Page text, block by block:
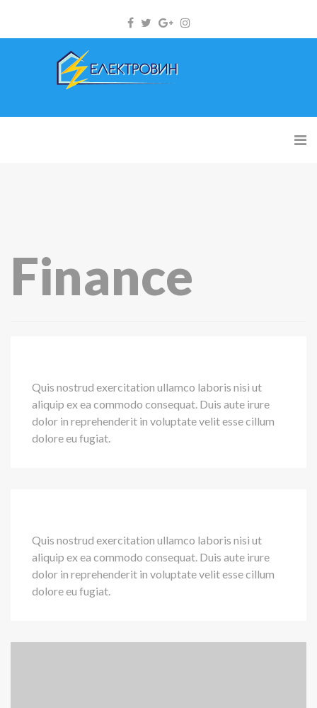
Finance
Quis nostrud exercitation ullamco laboris nisi ut
aliquip ex ea commodo consequat. Duis aute irure
dolor in reprehenderit in voluptate velit esse cillum
dolore eu fugiat.
Quis nostrud exercitation ullamco laboris nisi ut
aliquip ex ea commodo consequat. Duis aute irure
dolor in reprehenderit in voluptate velit esse cillum
dolore eu fugiat.